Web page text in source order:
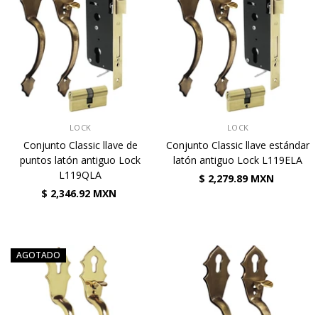
LOCK
Conjunto Classic llave de
puntos latón antiguo Lock
L119QLA
$ 2,346.92 MXN
LOCK
Conjunto Classic llave estándar
latón antiguo Lock L119ELA
$ 2,279.89 MXN
AGOTADO